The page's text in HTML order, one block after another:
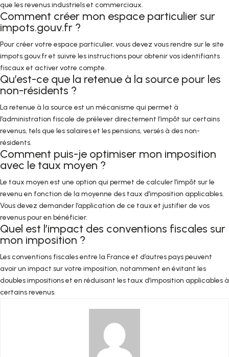
que les revenus industriels et commerciaux.
Comment créer mon espace particulier sur
impots.gouv.fr ?
Pour créer votre espace particulier, vous devez vous rendre sur le site
impots.gouv.fr et suivre les instructions pour obtenir vos identifiants
fiscaux et activer votre compte.
Qu’est-ce que la retenue à la source pour les
non-résidents ?
La retenue à la source est un mécanisme qui permet à
l’administration fiscale de prélever directement l’impôt sur certains
revenus, tels que les salaires et les pensions, versés à des non-
résidents.
Comment puis-je optimiser mon imposition
avec le taux moyen ?
Le taux moyen est une option qui permet de calculer l’impôt sur le
revenu en fonction de la moyenne des taux d’imposition applicables.
Vous devez demander l’application de ce taux et justifier de vos
revenus pour en bénéficier.
Quel est l’impact des conventions fiscales sur
mon imposition ?
Les conventions fiscales entre la France et d’autres pays peuvent
avoir un impact sur votre imposition, notamment en évitant les
doubles impositions et en réduisant les taux d’imposition applicables à
certains revenus.